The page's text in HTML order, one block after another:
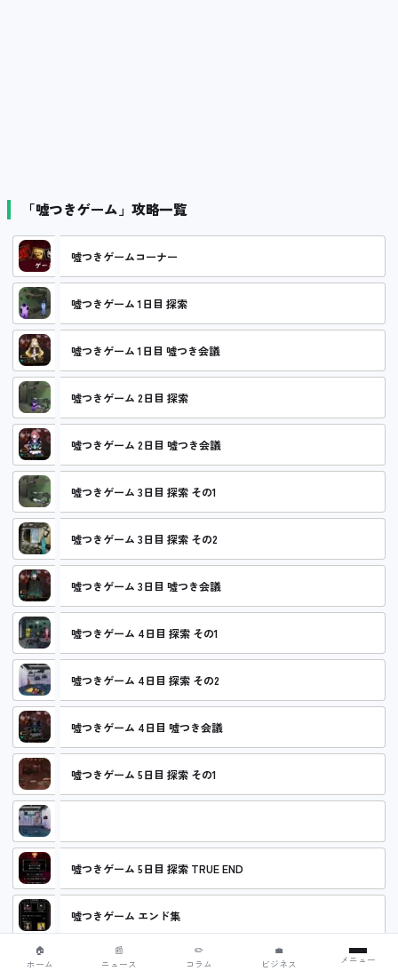
「嘘つきゲーム」攻略一覧
嘘つきゲームコーナー
嘘つきゲーム 1日目 探索
嘘つきゲーム 1日目 嘘つき会議
嘘つきゲーム 2日目 探索
嘘つきゲーム 2日目 嘘つき会議
嘘つきゲーム 3日目 探索 その1
嘘つきゲーム 3日目 探索 その2
嘘つきゲーム 3日目 嘘つき会議
嘘つきゲーム 4日目 探索 その1
嘘つきゲーム 4日目 探索 その2
嘘つきゲーム 4日目 嘘つき会議
嘘つきゲーム 5日目 探索 その1
嘘つきゲーム 5日目 探索 TRUE END
嘘つきゲーム エンド集
🏠
ホーム
📰
ニュース
✏️
コラム
💼
ビジネス
メニュー